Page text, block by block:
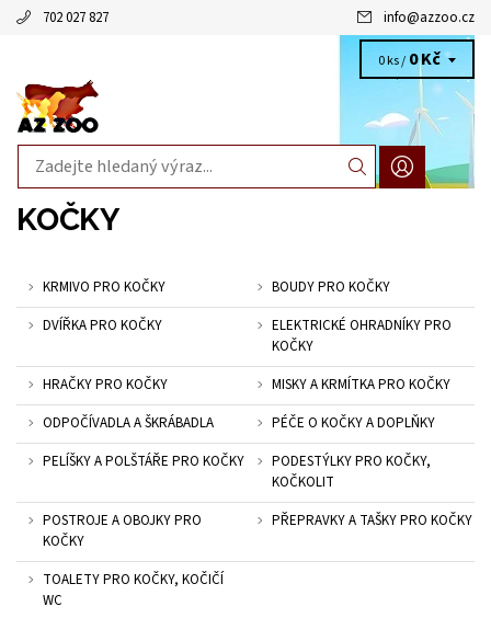
702 027 827 info@azzoo.cz
0 ks / 0 Kč
KOČKY
KRMIVO PRO KOČKY
BOUDY PRO KOČKY
DVÍŘKA PRO KOČKY
ELEKTRICKÉ OHRADNÍKY PRO
KOČKY
HRAČKY PRO KOČKY
MISKY A KRMÍTKA PRO KOČKY
ODPOČÍVADLA A ŠKRÁBADLA
PÉČE O KOČKY A DOPLŇKY
PELÍŠKY A POLŠTÁŘE PRO KOČKY
PODESTÝLKY PRO KOČKY,
KOČKOLIT
POSTROJE A OBOJKY PRO
KOČKY
PŘEPRAVKY A TAŠKY PRO KOČKY
TOALETY PRO KOČKY, KOČIČÍ
WC